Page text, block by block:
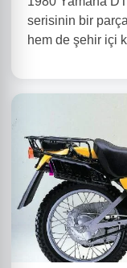
serisinin bir
hem de şehir içi